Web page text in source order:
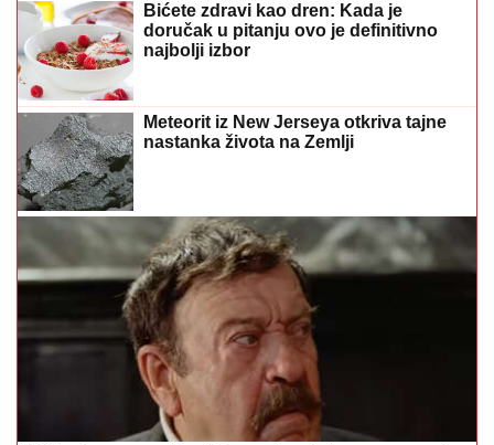
Bićete zdravi kao dren: Kada je
doručak u pitanju ovo je definitivno
najbolji izbor
Meteorit iz New Jerseya otkriva tajne
nastanka života na Zemlji